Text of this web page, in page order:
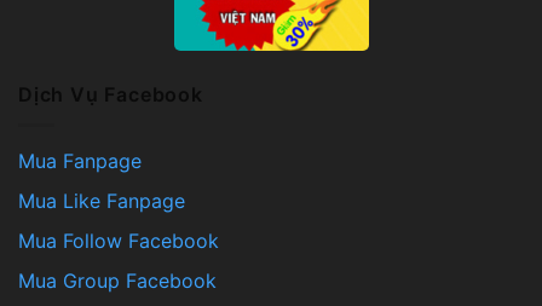
Dịch Vụ Facebook
Mua Fanpage
Mua Like Fanpage
Mua Follow Facebook
Mua Group Facebook